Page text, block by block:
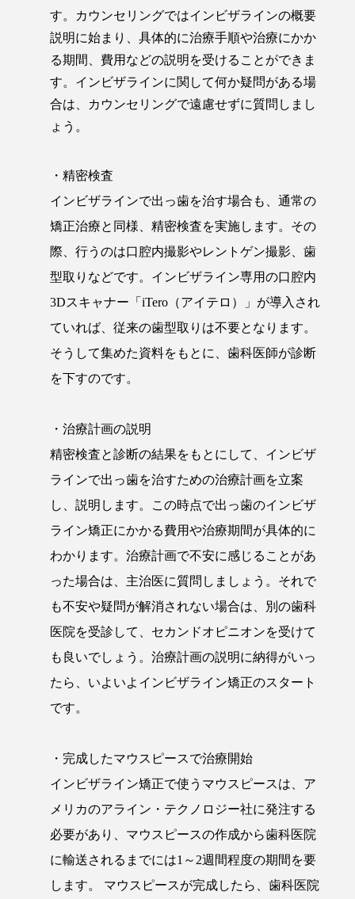
す。カウンセリングではインビザラインの概要
説明に始まり、具体的に治療手順や治療にかか
る期間、費用などの説明を受けることができま
す。インビザラインに関して何か疑問がある場
合は、カウンセリングで遠慮せずに質問しまし
ょう。
・精密検査
インビザラインで出っ歯を治す場合も、通常の
矯正治療と同様、精密検査を実施します。その
際、行うのは口腔内撮影やレントゲン撮影、歯
型取りなどです。インビザライン専用の口腔内
3Dスキャナー「iTero（アイテロ）」が導入され
ていれば、従来の歯型取りは不要となります。
そうして集めた資料をもとに、歯科医師が診断
を下すのです。
・治療計画の説明
精密検査と診断の結果をもとにして、インビザ
ラインで出っ歯を治すための治療計画を立案
し、説明します。この時点で出っ歯のインビザ
ライン矯正にかかる費用や治療期間が具体的に
わかります。治療計画で不安に感じることがあ
った場合は、主治医に質問しましょう。それで
も不安や疑問が解消されない場合は、別の歯科
医院を受診して、セカンドオピニオンを受けて
も良いでしょう。治療計画の説明に納得がいっ
たら、いよいよインビザライン矯正のスタート
です。
・完成したマウスピースで治療開始
インビザライン矯正で使うマウスピースは、ア
メリカのアライン・テクノロジー社に発注する
必要があり、マウスピースの作成から歯科医院
に輸送されるまでには1～2週間程度の期間を要
します。 マウスピースが完成したら、歯科医院